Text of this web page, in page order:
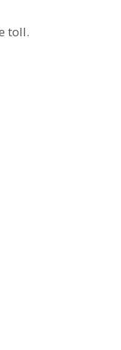
toll.